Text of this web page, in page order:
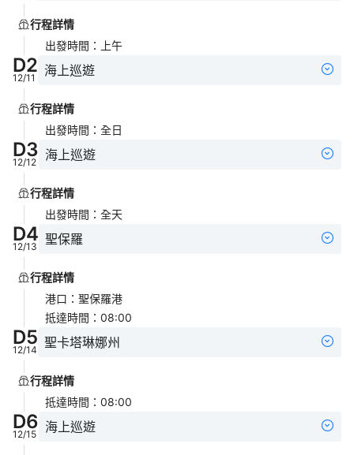
行程詳情
出發時間 ： 上午
D2
12/11 海上巡遊
行程詳情
出發時間 ： 全日
D3
12/12 海上巡遊
行程詳情
出發時間 ： 全天
D4
12/13 聖保羅
行程詳情
港口 ： 聖保羅港
抵達時間 ： 08:00
D5
12/14 聖卡塔琳娜州
行程詳情
抵達時間 ： 08:00
D6
12/15 海上巡遊